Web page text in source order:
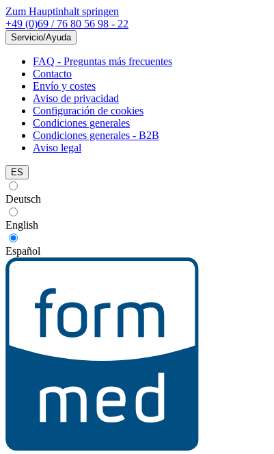
Zum Hauptinhalt springen
+49 (0)69 / 76 80 56 98 - 22
Servicio/Ayuda
FAQ - Preguntas más frecuentes
Contacto
Envío y costes
Aviso de privacidad
Configuración de cookies
Condiciones generales
Condiciones generales - B2B
Aviso legal
ES
Deutsch
English
Español